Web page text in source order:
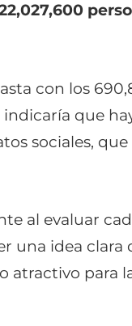
con los
que
sociales,
al evaluar
una idea clara
atractivo para